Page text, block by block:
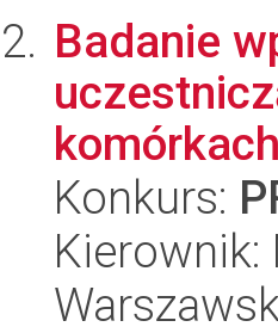
Badanie
Konkurs:
Kierownik: